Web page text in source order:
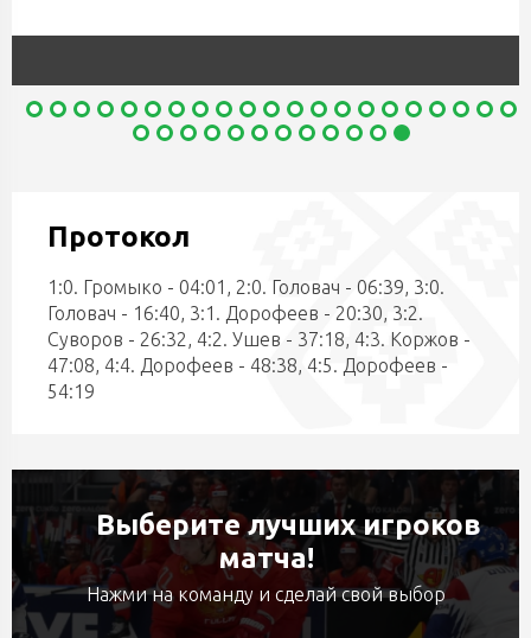
Протокол
1:0. Громыко - 04:01, 2:0. Головач - 06:39, 3:0.
Головач - 16:40, 3:1. Дорофеев - 20:30, 3:2.
Суворов - 26:32, 4:2. Ушев - 37:18, 4:3. Коржов -
47:08, 4:4. Дорофеев - 48:38, 4:5. Дорофеев -
54:19
Выберите лучших игроков
матча!
Нажми на команду и сделай свой выбор